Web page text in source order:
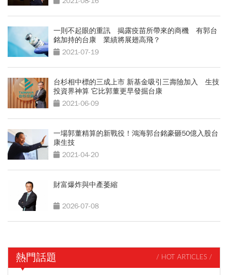
一則不起眼的重訊 揭露疫苗所帶來的商機 有郭台
銘加持的台康 業績將展翅高飛？
2021-07-19
台杉相中標的三成上市 新基金吸引三壽險加入 生技
投資界神算 它比郭董更早發掘台康
2021-06-09
一場郭董精算的新戰役！鴻海郭台銘豪砸50億入股台
康生技
2021-04-20
財富爆炸與中產萎縮
2026-07-08
熱門話題 / HOT ARTICLES /